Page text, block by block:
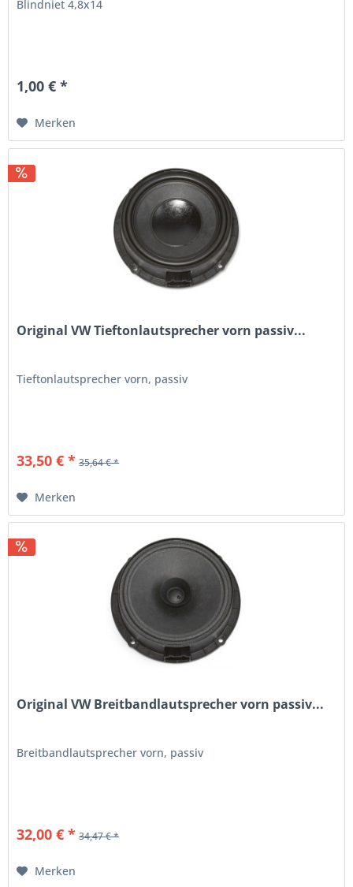
Blindniet 4,8x14
1,00 € *
Merken
Original VW Tieftonlautsprecher vorn passiv...
Tieftonlautsprecher vorn, passiv
33,50 € * 35,64 € *
Merken
Original VW Breitbandlautsprecher vorn passiv...
Breitbandlautsprecher vorn, passiv
32,00 € * 34,47 € *
Merken